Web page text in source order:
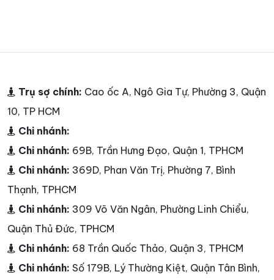
Trụ sợ chính: Cao ốc A, Ngô Gia Tự, Phường 3, Quận
10, TP HCM
Chi nhánh:
Chi nhánh: 69B, Trần Hưng Đạo, Quận 1, TPHCM
Chi nhánh: 369D, Phan Văn Trị, Phường 7, Bình
Thạnh, TPHCM
Chi nhánh: 309 Võ Văn Ngân, Phường Linh Chiểu,
Quận Thủ Đức, TPHCM
Chi nhánh: 68 Trần Quốc Thảo, Quận 3, TPHCM
Chi nhánh: Số 179B, Lý Thường Kiệt, Quận Tân Bình,